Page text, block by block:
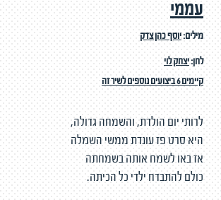
עממי
מילים:יוסף כהן צדק
לחן:יצחק לוי
קיימים 6 ביצועים נוספים לשיר זה
לרותי יום הולדת, והשמחה גדולה,
היא סרט פז עונדת ממשי השמלה
אז באו לשמח אותה בשמחתה
כולם להתבדח ילדי כל הכיתה.